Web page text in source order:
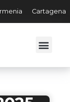
Cartagena